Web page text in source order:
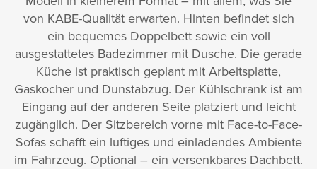
von KABE-Qualität erwarten. Hinten befindet sich
ein bequemes Doppelbett sowie ein voll
ausgestattetes Badezimmer mit Dusche. Die gerade
Küche ist praktisch geplant mit Arbeitsplatte,
Gaskocher und Dunstabzug. Der Kühlschrank ist am
Eingang auf der anderen Seite platziert und leicht
zugänglich. Der Sitzbereich vorne mit Face-to-Face-
Sofas schafft ein luftiges und einladendes Ambiente
im Fahrzeug. Optional – ein versenkbares Dachbett.